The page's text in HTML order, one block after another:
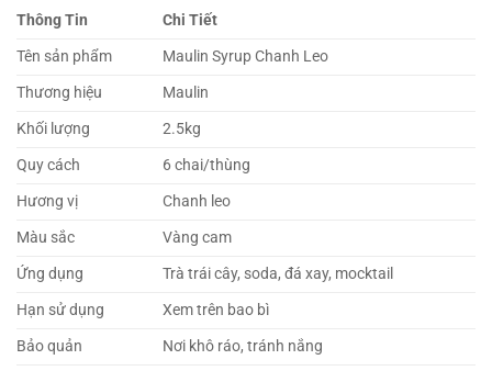
Thông Tin
Chi Tiết
Tên sản phẩm
Maulin Syrup Chanh Leo
Thương hiệu
Maulin
Khối lượng
2.5kg
Quy cách
6 chai/thùng
Hương vị
Chanh leo
Màu sắc
Vàng cam
Ứng dụng
Trà trái cây, soda, đá xay, mocktail
Hạn sử dụng
Xem trên bao bì
Bảo quản
Nơi khô ráo, tránh nắng